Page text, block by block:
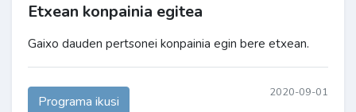
Etxean konpainia egitea
Gaixo dauden pertsonei konpainia egin bere etxean.
Programa ikusi
2020-09-01